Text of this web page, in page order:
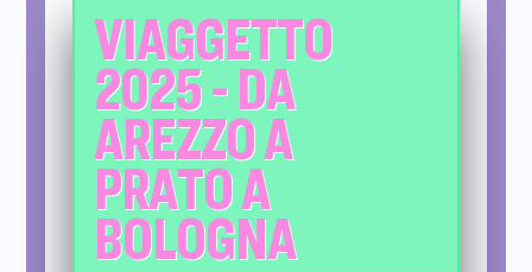
VIAGGETTO
2025 - DA
AREZZO A
PRATO A
BOLOGNA